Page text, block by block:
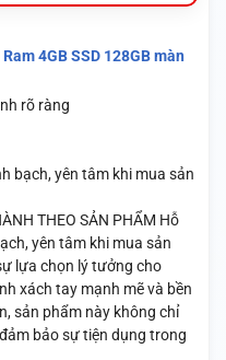
4GB SSD 128GB màn
rõ ràng
bạch, yên tâm khi mua sản
THEO SẢN PHẨM Hỗ
yên tâm khi mua sản
lựa chọn lý tưởng cho
xách tay mạnh mẽ và bền
sản phẩm này không chỉ
bảo sự tiện dụng trong